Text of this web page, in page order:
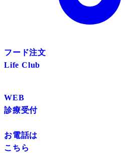
フード注文
Life Club
WEB
診療受付
お電話は
こちら